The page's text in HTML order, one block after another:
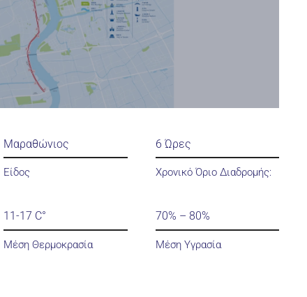
Μαραθώνιος
Είδος
6 Ώρες
Χρονικό Όριο Διαδρομής:
11-17 C°
Μέση Θερμοκρασία
70% – 80%
Μέση Υγρασία